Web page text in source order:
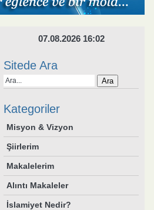
07.08.2026 16:02
Sitede Ara
Kategoriler
Misyon & Vizyon
Şiirlerim
Makalelerim
Alıntı Makaleler
İslamiyet Nedir?